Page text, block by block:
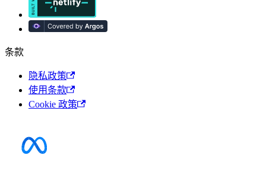
条款
隐私政策
使用条款
Cookie 政策